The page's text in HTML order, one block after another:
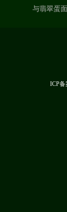
貅价格怎
与翡翠蛋
ICP备